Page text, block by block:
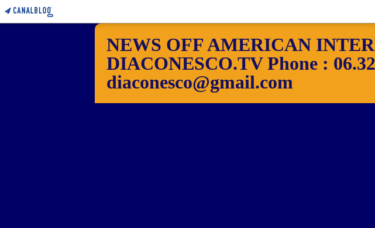
NEWS OFF AMERICAN
DIACONESCO.TV Phone :
diaconesco@gmail.com